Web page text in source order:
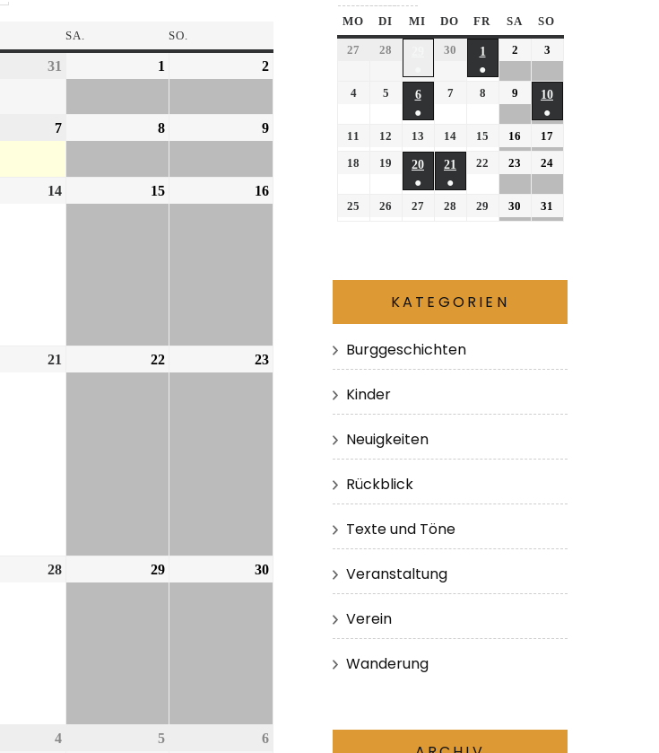
SA. SO.
31 1 2
7 8 9
14 15 16
21 22 23
28 29 30
4 5 6
MO DI MI DO FR SA SO
27 28 30
1
●
2 3
4 5
6
●
7 8 9
10
●
11 12 13 14 15 16
17
18
19
20
●
21
●
22 23 24
25 26 27 28 29 30 31
KATEGORIEN
Burggeschichten
Kinder
Neuigkeiten
Rückblick
Texte und Töne
Veranstaltung
Verein
Wanderung